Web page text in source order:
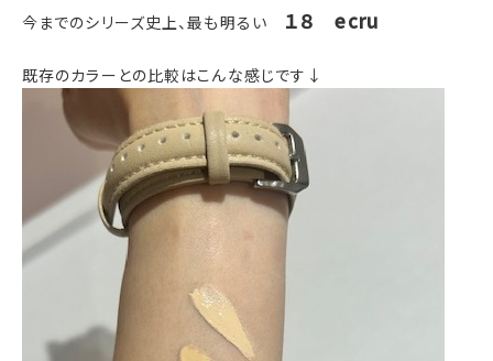
今までのシリーズ史上、最も明るい １８ ecru
既存のカラーとの比較はこんな感じです↓